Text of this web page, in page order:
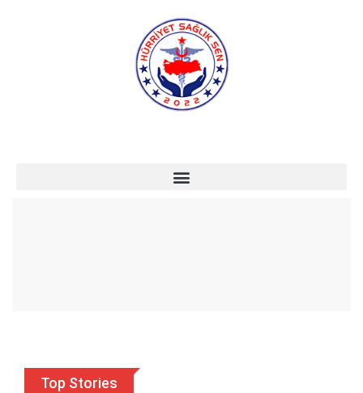
Top Stories